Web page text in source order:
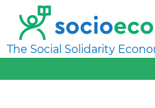
The Social Solidarity